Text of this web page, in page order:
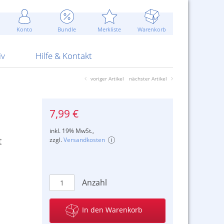
Konto Bundle Merkliste Warenkorb
Attrappen Blitzschnell...
Sommerpreise u.v.m.
ARS Pirotecnia
Hilfe & Kontakt
Kontaktformular
AGB
voriger Artikel nächster Artikel
7,99 €
inkl. 19% MwSt.,
zzgl.Versandkosten
Anzahl
In den Warenkorb